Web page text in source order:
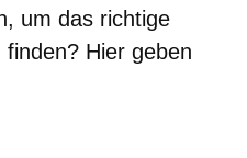
um das richtige
Hier geben